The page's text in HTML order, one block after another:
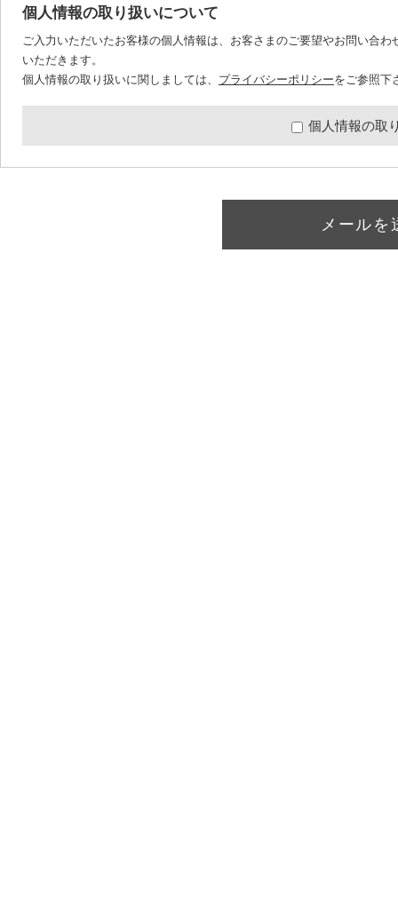
個人情報の取り扱いについて
ご入力いただいたお客様の個人情報は、お客さまのご要望やお問い合
いただきます。
個人情報の取り扱いに関しましては、 プライバシーポリシーをご参照下
個人情報の取
メールを